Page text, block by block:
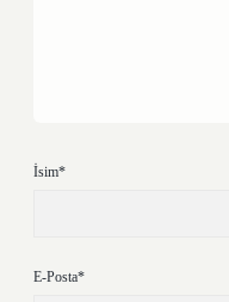
İsim*
E-Posta*